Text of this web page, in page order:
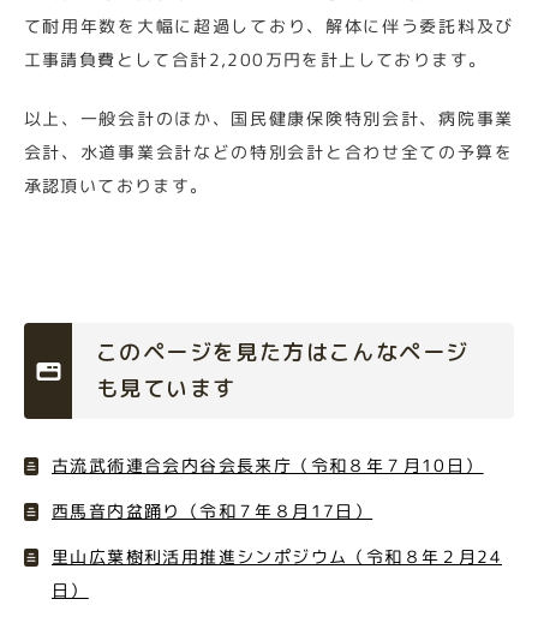
て耐用年数を大幅に超過しており、解体に伴う委託料及び
工事請負費として合計2,200万円を計上しております。
以上、一般会計のほか、国民健康保険特別会計、病院事業
会計、水道事業会計などの特別会計と合わせ全ての予算を
承認頂いております。
このページを見た方はこんなページ
も見ています
古流武術連合会内谷会長来庁（令和８年７月10日）
西馬音内盆踊り（令和７年８月17日）
里山広葉樹利活用推進シンポジウム（令和８年２月24
日）